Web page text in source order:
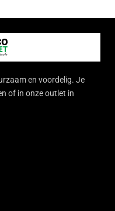
en voordelig. Je
of in onze outlet in